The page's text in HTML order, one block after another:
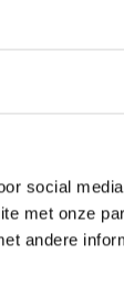
social
met onze
andere